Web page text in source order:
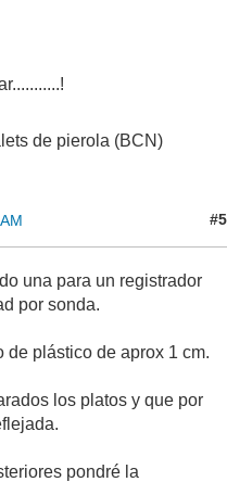
de pierola (BCN)
#5
una para un registrador
por sonda.
de plástico de aprox 1 cm.
los platos y que por
pondré la